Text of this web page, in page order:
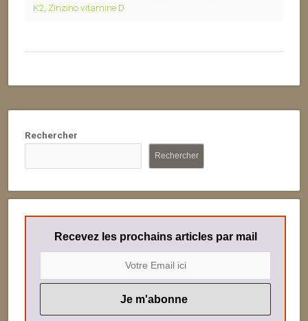
K2 Zinzino vitamine D
Rechercher
Rechercher
Recevez les prochains articles par mail